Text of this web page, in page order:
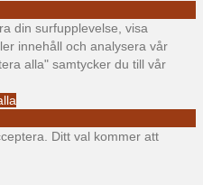
din surfupplevelse, visa
innehåll och analysera vår
alla" samtycker du till vår
Ditt val kommer att